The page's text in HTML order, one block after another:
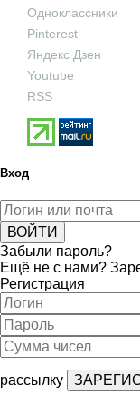
Одноклассники
Pinterest
Яндекс Дзен
Youtube
RSS
Вход
Забыли пароль?
Ещё не с нами?
Регистрация
рассылку